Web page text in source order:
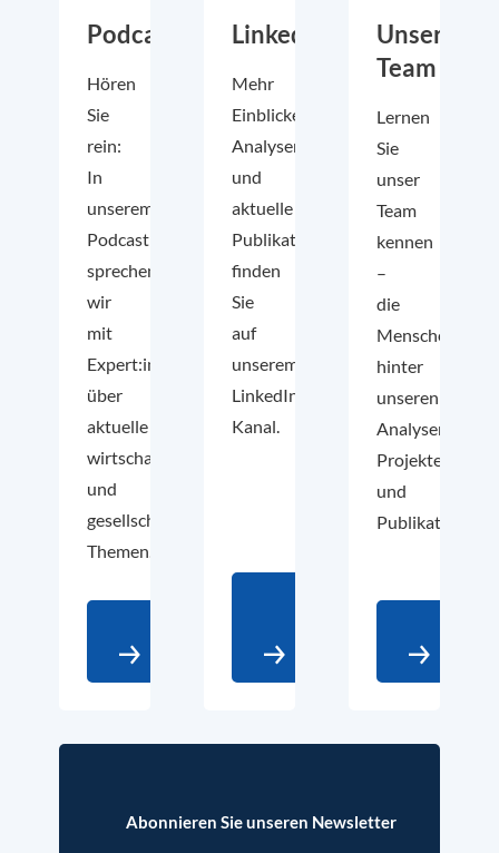
Podcast
Hören
Sie
rein:
In
unserem
Podcast
sprechen
wir
mit
Expert:innen
über
aktuelle
wirtschafts-
und
gesellschaftspolitische
Themen.
LinkedIn
Mehr
Einblicke,
Analysen
und
aktuelle
Publikationen
finden
Sie
auf
unserem
LinkedIn-
Kanal.
Unser
Team
Lernen
Sie
unser
Team
kennen
–
die
Menschen
hinter
unseren
Analysen,
Projekten
und
Publikationen.
Abonnieren Sie unseren Newsletter